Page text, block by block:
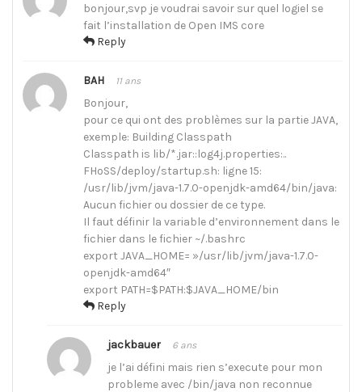
bonjour,svp je voudrai savoir sur quel logiel se
fait l’installation de Open IMS core
Reply
BAH 11 ans
Bonjour,
pour ce qui ont des problèmes sur la partie JAVA,
exemple: Building Classpath
Classpath is lib/*.jar::log4j.properties:..
FHoSS/deploy/startup.sh: ligne 15:
/usr/lib/jvm/java-1.7.0-openjdk-amd64/bin/java:
Aucun fichier ou dossier de ce type.
Il faut définir la variable d’environnement dans le
fichier dans le fichier ~/.bashrc
export JAVA_HOME= »/usr/lib/jvm/java-1.7.0-
openjdk-amd64″
export PATH=$PATH:$JAVA_HOME/bin
Reply
jackbauer 6 ans
je l’ai défini mais rien s’execute pour mon
probleme avec /bin/java non reconnue